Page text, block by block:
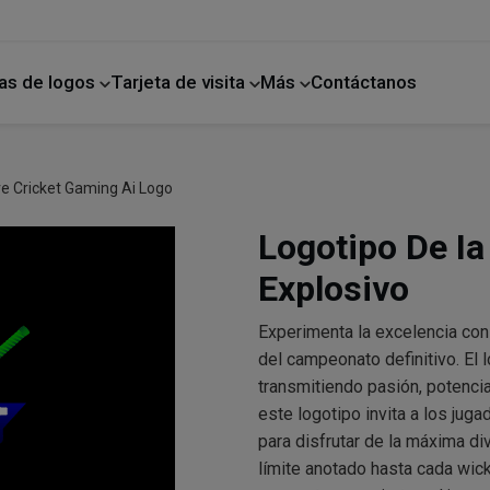
de logos Tarjeta de visita Más Contáctanos
Cricket Gaming Ai Logo
Logotipo De
Explosivo
Experimenta la excelencia
del campeonato definitivo. El
transmitiendo pasión,
este logotipo invita a los
para disfrutar de la máxima
límite anotado hasta cada